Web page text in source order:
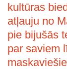
kultūras
atļauju no
pie bijušās
par saviem